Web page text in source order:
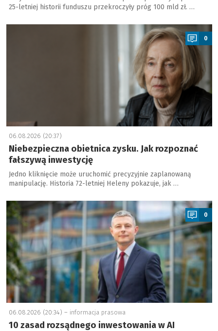
25-letniej historii funduszu przekroczyły próg 100 mld zł. …
a
0
06.08.2026 (20:37)
Niebezpieczna obietnica zysku. Jak rozpoznać
fałszywą inwestycję
Jedno kliknięcie może uruchomić precyzyjnie zaplanowaną
manipulację. Historia 72-letniej Heleny pokazuje, jak …
a
0
06.08.2026 (20:34) – informacja prasowa
10 zasad rozsądnego inwestowania w AI